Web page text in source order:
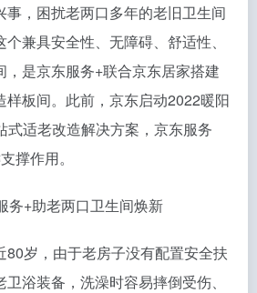
事，困扰老两口多年的老旧卫生间
兼具安全性、无障碍、舒适性、
，是京东服务+联合京东居家搭建
样板间。此前，京东启动2022暖阳
式适老改造解决方案，京东服务
撑作用。
务+助老两口卫生间焕新
80岁，由于老房子没有配置安全扶
浴装备，洗澡时容易摔倒受伤、